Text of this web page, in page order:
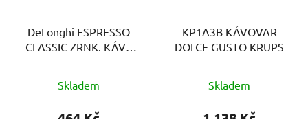
DeLonghi ESPRESSO
CLASSIC ZRNK. KÁVA
Skladem
KP1A3B KÁVOVAR
DOLCE GUSTO KRUPS
Skladem